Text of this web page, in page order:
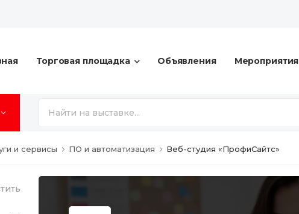
Торговая площадка Объявления Мероприятия
и сервисы ПО и автоматизация Веб-студия «ПрофиСайтс»